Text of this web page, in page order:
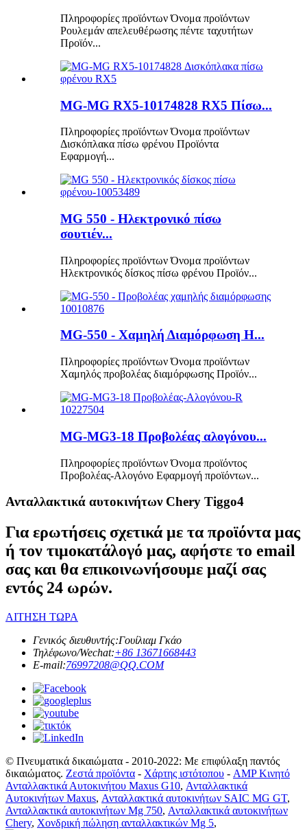
Πληροφορίες προϊόντων Όνομα προϊόντων
Ρουλεμάν απελευθέρωσης πέντε ταχυτήτων
Προϊόν...
MG-MG RX5-10174828 RX5 Πίσω...
Πληροφορίες προϊόντων Όνομα προϊόντων
Δισκόπλακα πίσω φρένου Προϊόντα
Εφαρμογή...
MG 550 - Ηλεκτρονικό πίσω
σουτιέν...
Πληροφορίες προϊόντων Όνομα προϊόντων
Ηλεκτρονικός δίσκος πίσω φρένου Προϊόν...
MG-550 - Χαμηλή Διαμόρφωση H...
Πληροφορίες προϊόντων Όνομα προϊόντων
Χαμηλός προβολέας διαμόρφωσης Προϊόν...
MG-MG3-18 Προβολέας αλογόνου...
Πληροφορίες προϊόντων Όνομα προϊόντος
Προβολέας-Αλογόνο Εφαρμογή προϊόντων...
Ανταλλακτικά αυτοκινήτων Chery Tiggo4
Για ερωτήσεις σχετικά με τα προϊόντα μας
ή τον τιμοκατάλογό μας, αφήστε το email
σας και θα επικοινωνήσουμε μαζί σας
εντός 24 ωρών.
ΑΙΤΗΣΗ ΤΩΡΑ
Γενικός διευθυντής:Γουίλιαμ Γκάο
Τηλέφωνο/Wechat:+86 13671668443
E-mail:76997208@QQ.COM
© Πνευματικά δικαιώματα - 2010-2022: Με επιφύλαξη παντός
δικαιώματος. Ζεστά προϊόντα - Χάρτης ιστότοπου - AMP Κινητό
Ανταλλακτικά Αυτοκινήτου Maxus G10, Ανταλλακτικά
Αυτοκινήτων Maxus, Ανταλλακτικά αυτοκινήτων SAIC MG GT,
Ανταλλακτικά αυτοκινήτων Mg 750, Ανταλλακτικά αυτοκινήτων
Chery, Χονδρική πώληση ανταλλακτικών Mg 5,